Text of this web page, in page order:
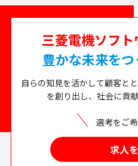
三菱電機ソフ
豊かな未来を
自らの知見を活かして顧客と
を創り出し、社会に貢
選考をご
求人